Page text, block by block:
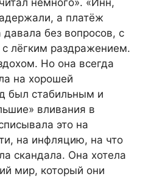
а платёж
давала без вопросов, с
лёгким раздражением.
Но она всегда
на хорошей
был стабильным и
вливания в
это на
на инфляцию, на что
скандала. Она хотела
мир, который они